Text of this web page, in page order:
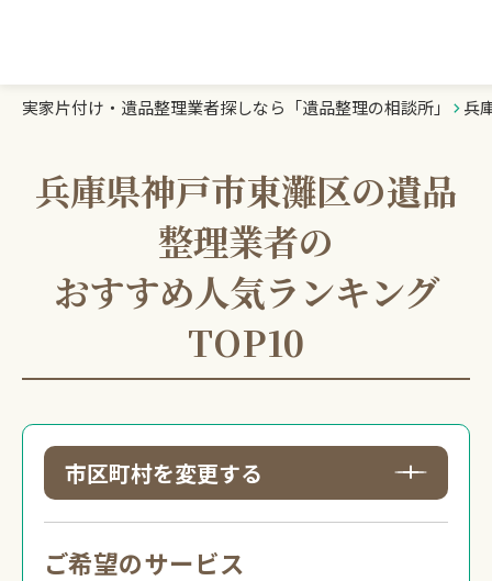
0120-20-
遺品整理の相談所TOP
業者を探す
ランキング
初めての方へ
豆知識
お急ぎの方はこちら
実家片付け・遺品整理業者探しなら「遺品整理の相談所」 兵
兵庫県神戸市東灘区の遺品
整理業者の
おすすめ人気ランキング
TOP10
市区町村を変更する
ご希望のサービス